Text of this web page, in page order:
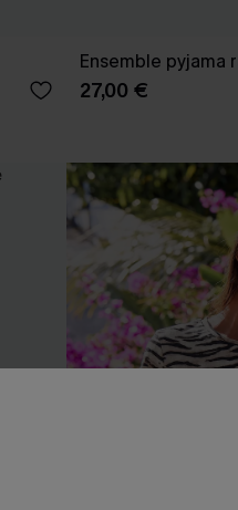
Ensemble pyjama
27,00 €